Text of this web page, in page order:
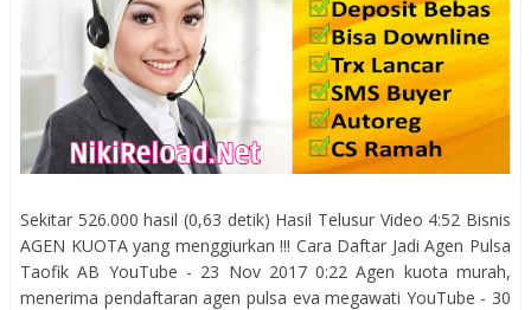
Sekitar 526.000 hasil (0,63 detik) Hasil Telusur Video 4:52 Bisnis
AGEN KUOTA yang menggiurkan !!! Cara Daftar Jadi Agen Pulsa
Taofik AB YouTube - 23 Nov 2017 0:22 Agen kuota murah,
menerima pendaftaran agen pulsa eva megawati YouTube - 30